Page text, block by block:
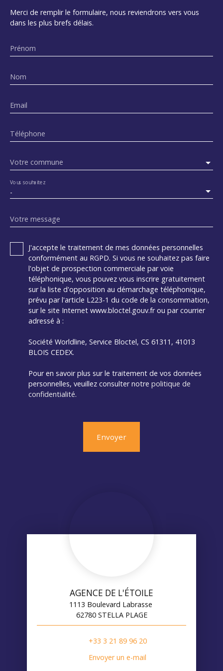
Merci de remplir le formulaire, nous reviendrons vers vous
dans les plus brefs délais.
Prénom
Nom
Email
Téléphone
Votre commune
-
Vous souhaitez
Votre message
J'accepte le traitement de mes données personnelles
conformément au RGPD. Si vous ne souhaitez pas faire
l'objet de prospection commerciale par voie
téléphonique, vous pouvez vous inscrire gratuitement
sur la liste d'opposition au démarchage téléphonique,
prévu par l'article L223-1 du code de la consommation,
sur le site Internet www.bloctel.gouv.fr ou par courrier
adressé à :
Société Worldline, Service Bloctel, CS 61311, 41013
BLOIS CEDEX.
Pour en savoir plus sur le traitement de vos données
personnelles, veuillez consulter notre politique de
confidentialité.
Envoyer
AGENCE DE L'ÉTOILE
1113 Boulevard Labrasse
62780 STELLA PLAGE
+33 3 21 89 96 20
Envoyer un e-mail